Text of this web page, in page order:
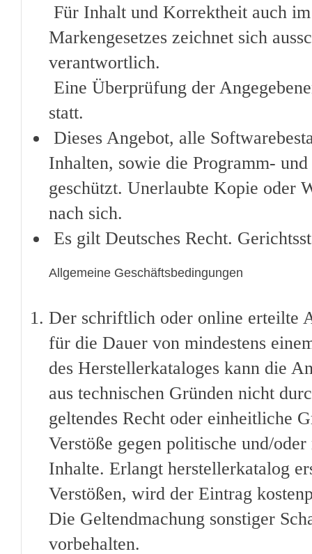
Für Inhalt und Korrektheit auch im
Markengesetzes zeichnet sich
verantwortlich.
Eine Überprüfung der
statt.
Dieses Angebot, alle
Inhalten, sowie die Programm-
geschützt. Unerlaubte Kopie oder
nach sich.
Es gilt Deutsches Recht.
Allgemeine Geschäftsbedingungen
Der schriftlich oder online erteilte
für die Dauer von mindestens
des Herstellerkataloges kann die
aus technischen Gründen nicht
geltendes Recht oder einheitliche
Verstöße gegen politische und/
Inhalte. Erlangt herstellerkatalog
Verstößen, wird der Eintrag
Die Geltendmachung sonstiger
vorbehalten.